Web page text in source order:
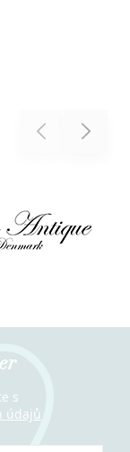
Previous Next
s
údajů